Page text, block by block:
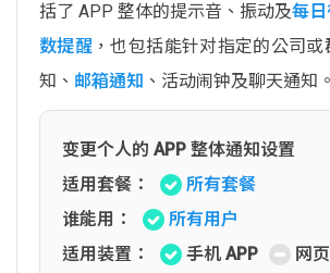
括了 APP 整体的提示音、振动及每
数提醒 ，也包括能针对指定的公司
知、 邮箱通知 、活动闹钟及聊天通知。
变更个人的 APP 整体通知设置
适用套餐：
所有套餐
谁能用：
所有用户
适用装置：
手机 APP
网